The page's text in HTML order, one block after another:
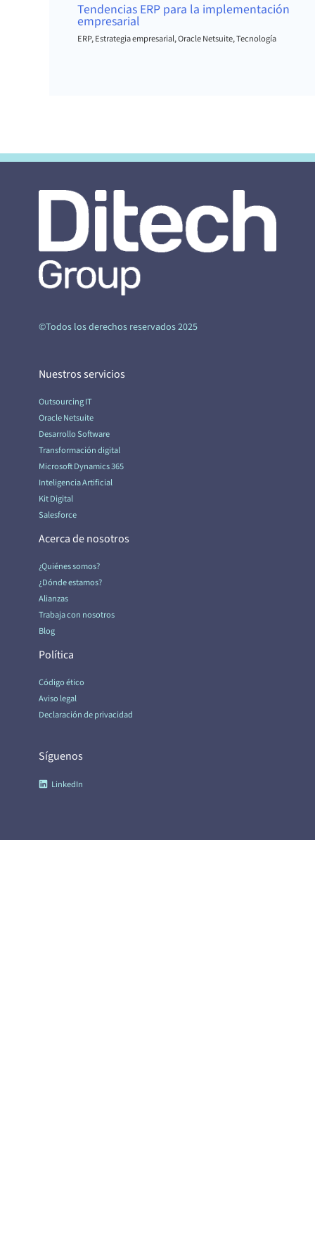
Tendencias ERP para la implementación
empresarial
ERP,Estrategia empresarial,Oracle Netsuite,Tecnología
©Todos los derechos reservados 2025
Nuestros servicios
Outsourcing IT
Oracle Netsuite
Desarrollo Software
Transformación digital
Microsoft Dynamics 365
Inteligencia Artificial
Kit Digital
Salesforce
Acerca de nosotros
¿Quiénes somos?
¿Dónde estamos?
Alianzas
Trabaja con nosotros
Blog
Política
Código ético
Aviso legal
Declaración de privacidad
Síguenos
LinkedIn